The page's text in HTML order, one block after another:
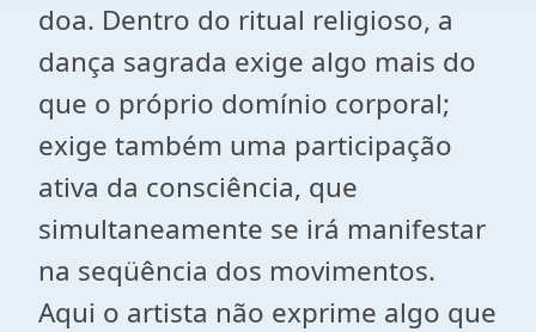
doa. Dentro do ritual religioso, a
dança sagrada exige algo mais do
que o próprio domínio corporal;
exige também uma participação
ativa da consciência, que
simultaneamente se irá manifestar
na seqüência dos movimentos.
Aqui o artista não exprime algo que